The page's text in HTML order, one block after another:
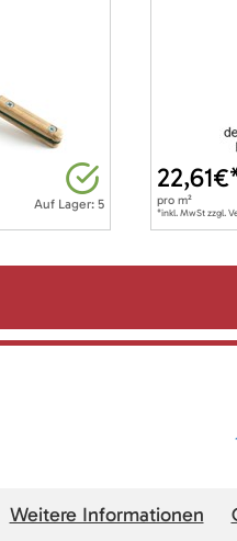
Auf Lager: 5
22,61
prom²
*inkl. MwSt zzgl.
Weitere Informationen